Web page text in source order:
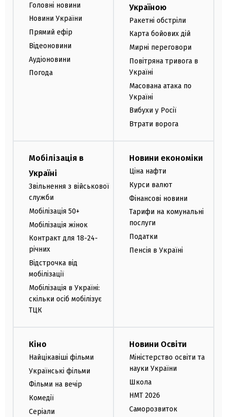
Головні новини
Новини України
Прямий ефір
Відеоновини
Аудіоновини
Погода
Україною
Ракетні обстріли
Карта бойових дій
Мирні переговори
Повітряна тривога в
Україні
Масована атака по
Україні
Вибухи у Росії
Втрати ворога
Мобілізація в
Україні
Звільнення з військової
служби
Мобілізація 50+
Мобілізація жінок
Контракт для 18-24-
річних
Відстрочка від
мобілізації
Мобілізація в Україні:
скільки осіб мобілізує
ТЦК
Новини економіки
Ціна нафти
Курси валют
Фінансові новини
Тарифи на комунальні
послуги
Податки
Пенсія в Україні
Кіно
Найцікавіші фільми
Українські фільми
Фільми на вечір
Комедії
Серіали
Новини Освіти
Міністерство освіти та
науки України
Школа
НМТ 2026
Саморозвиток